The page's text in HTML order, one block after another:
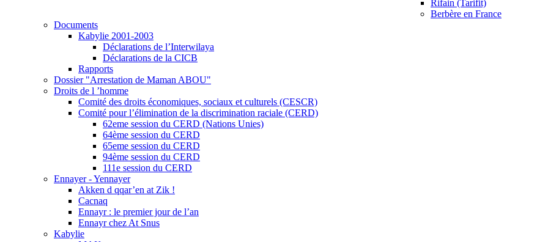
Rifain (Tarifit)
Berbère en France
Documents
Kabylie 2001-2003
Déclarations de l’Interwilaya
Déclarations de la CICB
Rapports
Dossier "Arrestation de Maman ABOU"
Droits de l ’homme
Comité des droits économiques, sociaux et culturels (CESCR)
Comité pour l’élimination de la discrimination raciale (CERD)
62eme session du CERD (Nations Unies)
64ème session du CERD
65eme session du CERD
94ème session du CERD
111e session du CERD
Ennayer - Yennayer
Akken d qqar’en at Zik !
Cacnaq
Ennayr : le premier jour de l’an
Ennayr chez At Snus
Kabylie